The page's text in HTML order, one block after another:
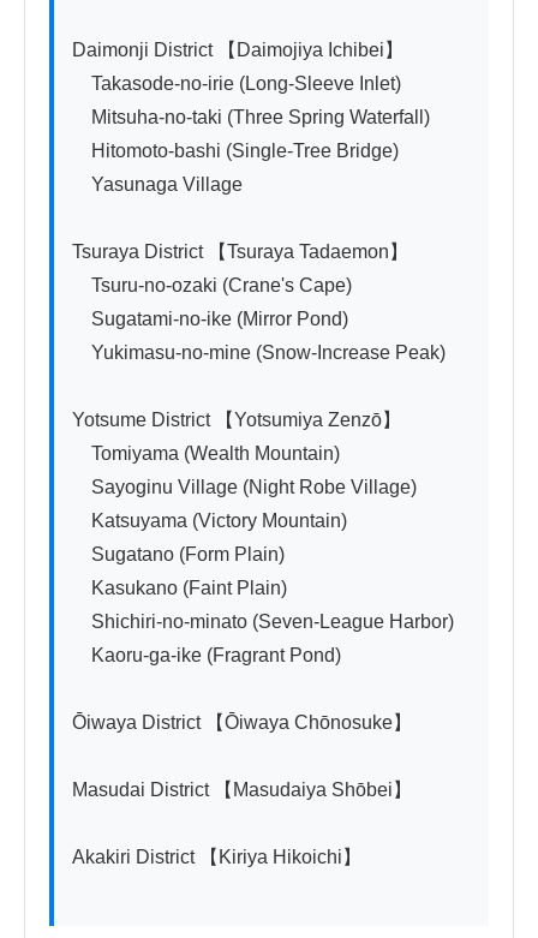
Daimonji District 【Daimojiya Ichibei】
Takasode-no-irie (Long-Sleeve Inlet)
Mitsuha-no-taki (Three Spring Waterfall)
Hitomoto-bashi (Single-Tree Bridge)
Yasunaga Village
Tsuraya District 【Tsuraya Tadaemon】
Tsuru-no-ozaki (Crane's Cape)
Sugatami-no-ike (Mirror Pond)
Yukimasu-no-mine (Snow-Increase Peak)
Yotsume District 【Yotsumiya Zenzō】
Tomiyama (Wealth Mountain)
Sayoginu Village (Night Robe Village)
Katsuyama (Victory Mountain)
Sugatano (Form Plain)
Kasukano (Faint Plain)
Shichiri-no-minato (Seven-League Harbor)
Kaoru-ga-ike (Fragrant Pond)
Ōiwaya District 【Ōiwaya Chōnosuke】
Masudai District 【Masudaiya Shōbei】
Akakiri District 【Kiriya Hikoichi】